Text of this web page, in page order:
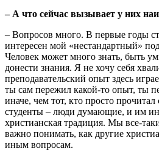
– А что сейчас вызывает у них
– Вопросов много. В первые годы
интересен мой «нестандартный»
Человек может много знать, быть
донести знания. Я не хочу себя
преподавательский опыт здесь
ты сам пережил какой-то опыт, ты
иначе, чем тот, кто просто
студенты – люди думающие, и им
христианская традиция. Мы все-
важно понимать, как другие
иным вопросам.